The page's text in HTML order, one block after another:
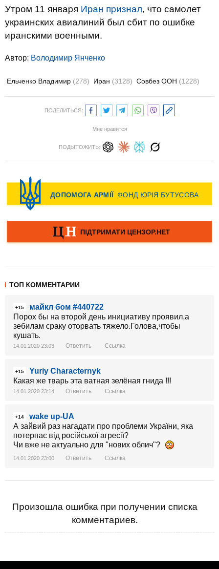
Утром 11 января Иран признал, что самолет
украинских авиалиний был сбит по ошибке
иранскими военными.
Автор: Володимир Янченко
Ельченко Владимир (278) Иран (3128) Совбез ООН (1228)
ПОДЕЛИТЬСЯ:
Мне нравится
ПОДЫТОЖИТЬ:
ТОП КОММЕНТАРИИ
+15
майкл бом #440722
Порох бы на второй день инициативу проявил,а
зебилам сраку оторвать тяжело.Голова,чтобы
кушать.
14.01.2020 23:03 Ответить Ссылка
+15
Yuriy Characternyk
Какая же тварь эта ватная зелёная гнида !!!
14.01.2020 23:14 Ответить Ссылка
+14
wake up-UA
А зайвий раз нагадати про проблеми України, яка
потерпає від російської агресії?
Чи вже не актуально для "нових облич"?
14.01.2020 23:00 Ответить Ссылка
Произошла ошибка при получении списка
комментариев.